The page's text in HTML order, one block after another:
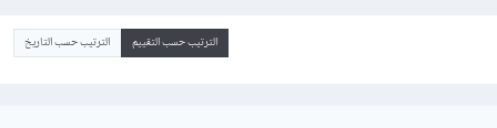
الترتيب حسب التقييم الترتيب حسب التاريخ